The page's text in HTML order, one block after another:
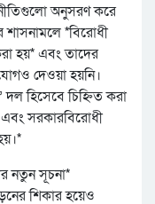
অনুসরণ করে
*বিরোধী
হয়* এবং তাদের
দেওয়া হয়নি।
দল হিসেবে চিহ্নিত করা
এবং সরকারবিরোধী
নতুন সূচনা*
শিকার হয়েও